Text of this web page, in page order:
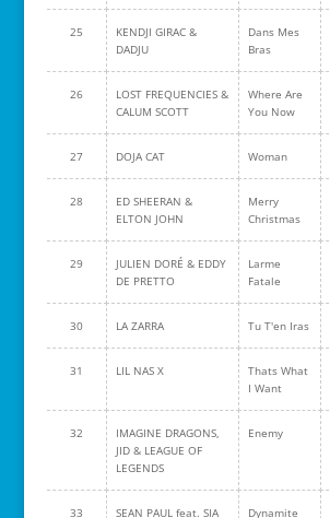
25
KENDJI GIRAC &
DADJU
Dans Mes
Bras
26
LOST FREQUENCIES &
CALUM SCOTT
Where Are
You Now
27 DOJA CAT Woman
28
ED SHEERAN &
ELTON JOHN
Merry
Christmas
29
JULIEN DORÉ & EDDY
DE PRETTO
Larme
Fatale
30 LA ZARRA Tu T'en Iras
31 LIL NAS X
Thats What
I Want
32
IMAGINE DRAGONS,
JID & LEAGUE OF
LEGENDS
Enemy
33 SEAN PAUL feat. SIA Dynamite